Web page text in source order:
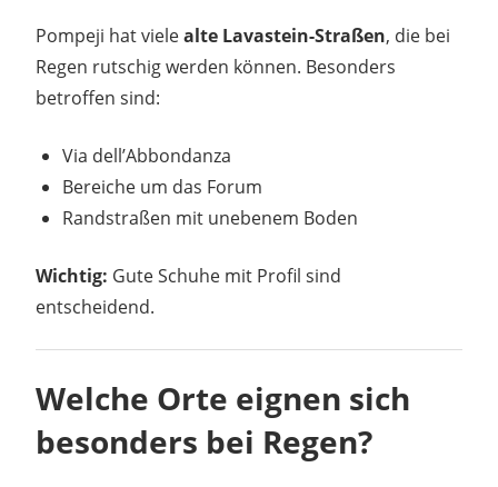
Pompeji hat vielealte Lavastein-Straßen, die bei
Regen rutschig werden können. Besonders
betroffen sind:
Via dell’Abbondanza
Bereiche um das Forum
Randstraßen mit unebenem Boden
Wichtig: Gute Schuhe mit Profil sind
entscheidend.
Welche Orte eignen sich
besonders bei Regen?